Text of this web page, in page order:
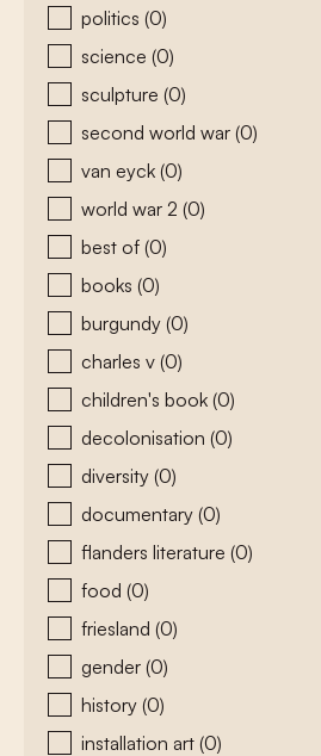
politics (0)
science (0)
sculpture (0)
second world war (0)
van eyck (0)
world war 2 (0)
best of (0)
books (0)
burgundy (0)
charles v (0)
children's book (0)
decolonisation (0)
diversity (0)
documentary (0)
flanders literature (0)
food (0)
friesland (0)
gender (0)
history (0)
installation art (0)